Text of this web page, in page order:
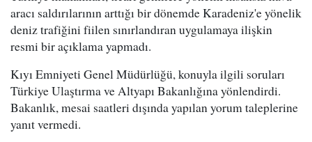
aracı saldırılarının arttığı bir dönemde Karadeniz'e yönelik
deniz trafiğini fiilen sınırlandıran uygulamaya ilişkin
resmi bir açıklama yapmadı.
Kıyı Emniyeti Genel Müdürlüğü, konuyla ilgili soruları
Türkiye Ulaştırma ve Altyapı Bakanlığına yönlendirdi.
Bakanlık, mesai saatleri dışında yapılan yorum taleplerine
yanıt vermedi.